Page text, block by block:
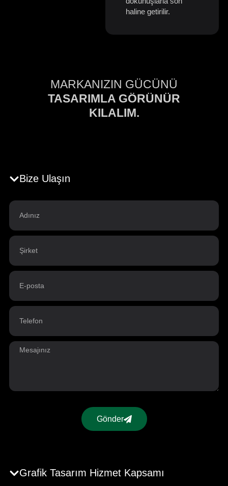
haline getirilir.
MARKANIZIN GÜCÜNÜ
TASARIMLA GÖRÜNÜR
KILALIM.
Bize Ulaşın
Gönder
Grafik Tasarım Hizmet Kapsamı